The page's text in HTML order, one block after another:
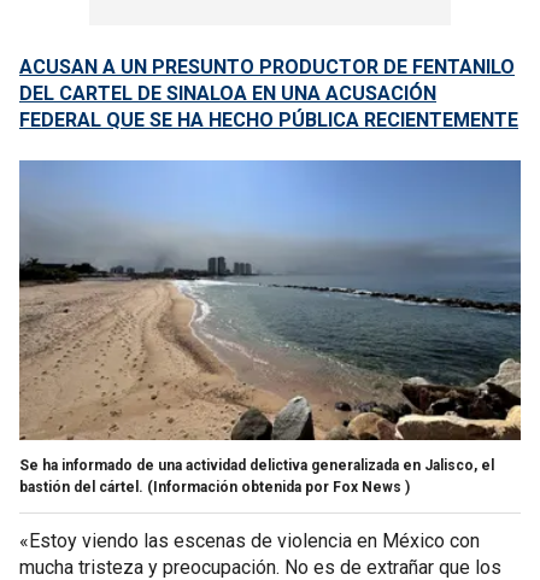
ACUSAN A UN PRESUNTO PRODUCTOR DE FENTANILO
DEL CARTEL DE SINALOA EN UNA ACUSACIÓN
FEDERAL QUE SE HA HECHO PÚBLICA RECIENTEMENTE
Se ha informado de una actividad delictiva generalizada en Jalisco, el
bastión del cártel. (Información obtenida por Fox News )
«Estoy viendo las escenas de violencia en México con
mucha tristeza y preocupación. No es de extrañar que los